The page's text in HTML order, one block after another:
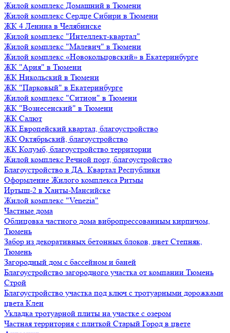
Жилой комплекс Домашний в Тюмени
Жилой комплекс Сердце Сибири в Тюмени
ЖК 4 Ленина в Челябинске
Жилой комплекс "Интеллект-квартал"
Жилой комплекс "Малевич" в Тюмени
Жилой комплекс «Новокольцовский» в Екатеринбурге
ЖК "Ария" в Тюмени
ЖК Никольский в Тюмени
ЖК "Парковый" в Екатеринбурге
Жилой комплекс "Ситион" в Тюмени
ЖК "Вознесенский" в Тюмени
ЖК Салют
ЖК Европейский квартал, благоустройство
ЖК Октябрьский, благоустройство
ЖК Колумб, благоустройство территории
Жилой комплекс Речной порт, благоустройство
Благоустройство в ДА. Квартал Республики
Оформление Жилого комплекса Ритмы
Иртыш-2 в Ханты-Мансийске
Жилой комплекс "Venezia"
Частные дома
Облицовка частного дома вибропрессованным кирпичом,
Тюмень
Забор из декоративных бетонных блоков, цвет Степняк,
Тюмень
Загородный дом с бассейном и баней
Благоустройство загородного участка от компании Тюмень
Строй
Благоустройство участка под ключ с тротуарными дорожками
цвета Клен
Укладка тротуарной плиты на участке с озером
Частная территория с плиткой Старый Город в цвете